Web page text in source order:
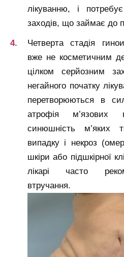
лікуванню, і
заходів, що займає до
Четверта стадія
вже не косметичним
цілком серйозним
негайного початку
перетворюються в
атрофія м’язових
синюшність м’яких
випадку і некроз
шкіри або підшкірної
лікарі часто
втручання.